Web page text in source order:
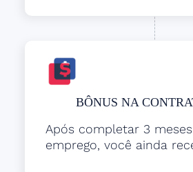
BÔNUS NA
Após completar 3
emprego, você ainda